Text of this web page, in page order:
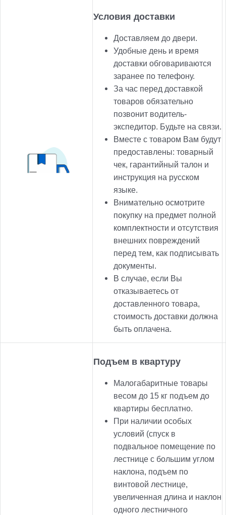
Условия доставки
Доставляем до двери.
Удобные день и время
доставки обговариваются
заранее по телефону.
За час перед доставкой
товаров обязательно
позвонит водитель-
экспедитор. Будьте на связи.
Вместе с товаром Вам будут
предоставлены: товарный
чек, гарантийный талон и
инструкция на русском
языке.
Внимательно осмотрите
покупку на предмет полной
комплектности и отсутствия
внешних повреждений
перед тем, как подписывать
документы.
В случае, если Вы
отказываетесь от
доставленного товара,
стоимость доставки должна
быть оплачена.
Подъем в квартуру
Малогабаритные товары
весом до 15 кг подъем до
квартиры бесплатно.
При наличии особых
условий (спуск в
подвальное помещение по
лестнице с большим углом
наклона, подъем по
винтовой лестнице,
увеличенная длина и наклон
одного лестничного